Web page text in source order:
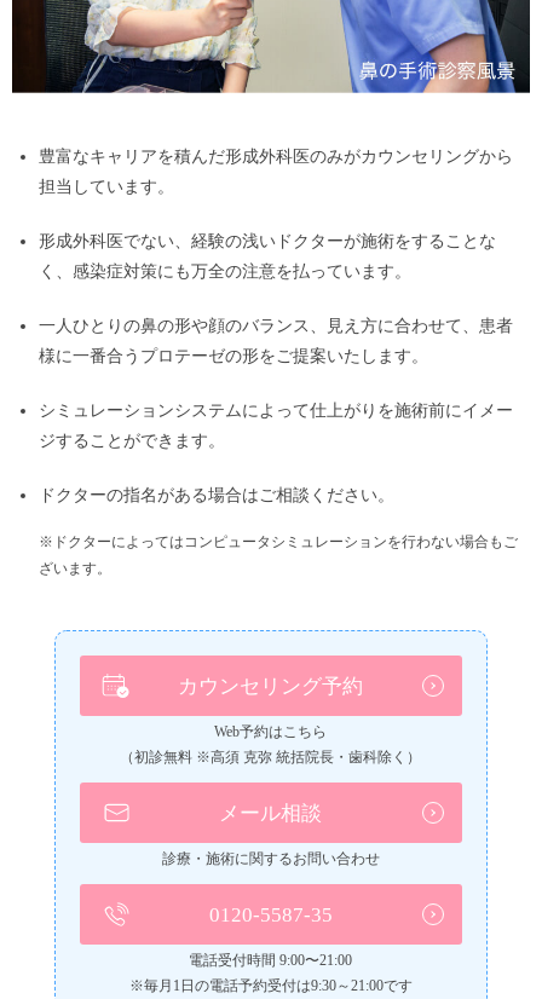
豊富なキャリアを積んだ形成外科医のみがカウンセリングから
担当しています。
形成外科医でない、経験の浅いドクターが施術をすることな
く、感染症対策にも万全の注意を払っています。
一人ひとりの鼻の形や顔のバランス、見え方に合わせて、患者
様に一番合うプロテーゼの形をご提案いたします。
シミュレーションシステムによって仕上がりを施術前にイメー
ジすることができます。
ドクターの指名がある場合はご相談ください。
※ドクターによってはコンピュータシミュレーションを行わない場合もご
ざいます。
カウンセリング予約
Web予約はこちら
（初診無料 ※高須 克弥 統括院長・歯科除く）
メール相談
診療・施術に関するお問い合わせ
0120-5587-35
電話受付時間 9:00〜21:00
※毎月1日の電話予約受付は9:30～21:00です